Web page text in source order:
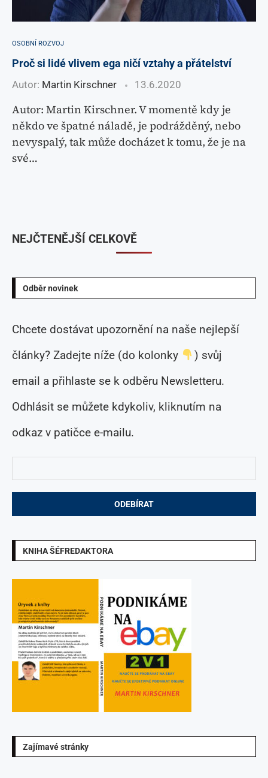
OSOBNÍ ROZVOJ
Proč si lidé vlivem ega ničí vztahy a přátelství
Autor: Martin Kirschner 13.6.2020
Autor: Martin Kirschner. V momentě kdy je
někdo ve špatné náladě, je podrážděný, nebo
nevyspalý, tak může docházet k tomu, že je na
své…
Odběr novinek
Chcete dostávat upozornění na naše nejlepší
články? Zadejte níže (do kolonky
) svůj
email a přihlaste se k odběru Newsletteru.
Odhlásit se můžete kdykoliv, kliknutím na
odkaz v patičce e-mailu.
KNIHA ŠÉFREDAKTORA
Zajímavé stránky
NEJČTENĚJŠÍ CELKOVĚ